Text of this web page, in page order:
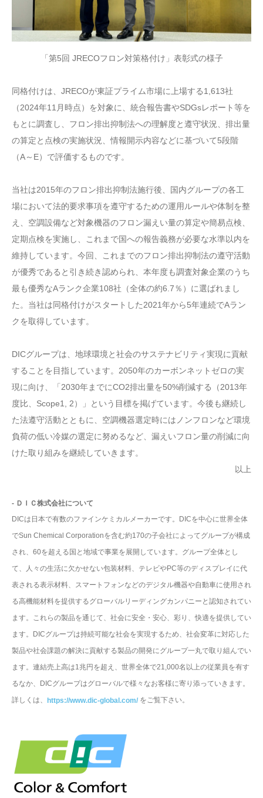
「第5回 JRECOフロン対策格付け」表彰式の様子
同格付けは、JRECOが東証プライム市場に上場する1,613社
（2024年11月時点）を対象に、統合報告書やSDGsレポート等を
もとに調査し、フロン排出抑制法への理解度と遵守状況、排出量
の算定と点検の実施状況、情報開示内容などに基づいて5段階
（A～E）で評価するものです。
当社は2015年のフロン排出抑制法施行後、国内グループの各工
場において法的要求事項を遵守するための運用ルールや体制を整
え、空調設備など対象機器のフロン漏えい量の算定や簡易点検、
定期点検を実施し、これまで国への報告義務が必要な水準以内を
維持しています。今回、これまでのフロン排出抑制法の遵守活動
が優秀であると引き続き認められ、本年度も調査対象企業のうち
最も優秀なAランク企業108社（全体の約6.7％）に選ばれまし
た。当社は同格付けがスタートした2021年から5年連続でAラン
クを取得しています。
DICグループは、地球環境と社会のサステナビリティ実現に貢献
することを目指しています。2050年のカーボンネットゼロの実
現に向け、「2030年までにCO2排出量を50%削減する（2013年
度比、Scope1, 2）」という目標を掲げています。今後も継続し
た法遵守活動とともに、空調機器選定時にはノンフロンなど環境
負荷の低い冷媒の選定に努めるなど、漏えいフロン量の削減に向
けた取り組みを継続していきます。
以上
- ＤＩＣ株式会社について
DICは日本で有数のファインケミカルメーカーです。DICを中心に世界全体
でSun Chemical Corporationを含む約170の子会社によってグループが構成
され、60を超える国と地域で事業を展開しています。グループ全体とし
て、人々の生活に欠かせない包装材料、テレビやPC等のディスプレイに代
表される表示材料、スマートフォンなどのデジタル機器や自動車に使用され
る高機能材料を提供するグローバルリーディングカンパニーと認知されてい
ます。これらの製品を通じて、社会に安全・安心、彩り、快適を提供してい
ます。DICグループは持続可能な社会を実現するため、社会変革に対応した
製品や社会課題の解決に貢献する製品の開発にグループ一丸で取り組んでい
ます。連結売上高は1兆円を超え、世界全体で21,000名以上の従業員を有す
るなか、DICグループはグローバルで様々なお客様に寄り添っていきます。
詳しくは、 https://www.dic-global.com/ をご覧下さい。